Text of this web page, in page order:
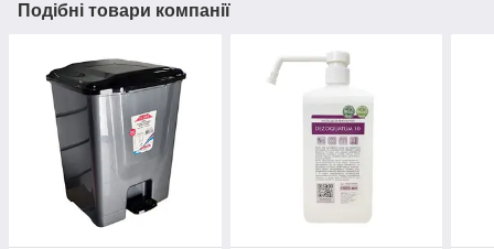
Подібні товари компанії